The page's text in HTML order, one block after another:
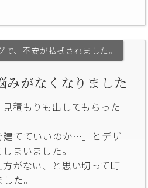
、不安が払拭されました。
みがなくなりました
積もりも出してもらった
建てていいのか…」とデザ
まいました。
がない、と思い切って町
た。